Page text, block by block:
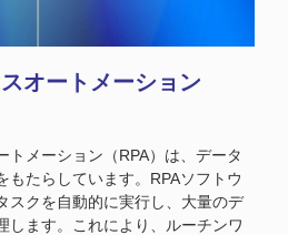
オートメーション
トメーション（RPA）は、データ
もたらしています。RPAソフトウ
スクを自動的に実行し、大量のデ
します。これにより、ルーチンワ